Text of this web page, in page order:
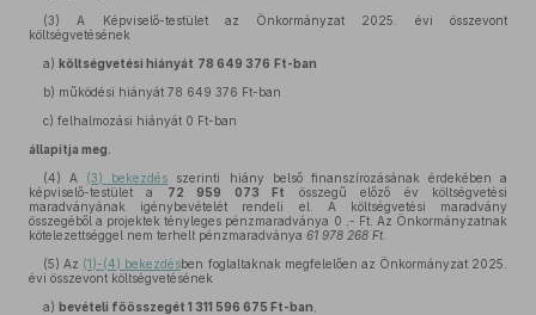
(3) A Képviselő-testület az Önkormányzat 2025. évi összevont
költségvetésének
a) költségvetési hiányát 78 649 376 Ft-ban
b) működési hiányát 78 649 376 Ft-ban
c) felhalmozási hiányát 0 Ft-ban
állapítja meg.
(4) A (3) bekezdés szerinti hiány belső finanszírozásának érdekében a
képviselő-testület a 72 959 073 Ft
összegű előző év költségvetési
maradványának igénybevételét rendeli el. A költségvetési maradvány
összegéből a projektek tényleges pénzmaradványa 0 ,- Ft. Az Önkormányzatnak
kötelezettséggel nem terhelt pénzmaradványa 61 978 268 Ft.
(5) Az (1)-(4) bekezdésben foglaltaknak megfelelően az Önkormányzat 2025.
évi összevont költségvetésének
a) bevételi főösszegét 1 311 596 675 Ft-ban